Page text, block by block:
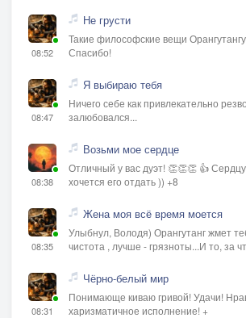
08:52
Не грусти
Такие философские вещи
Спасибо!
08:47
Я выбираю тебя
Ничего себе как привлекательно
залюбовался...
08:38
Возьми мое сердце
Отличный у вас дуэт! 👏👏👏 👍
хочется его отдать )) +8
08:35
Жена моя всё время моется
Улыбнул, Володя) Орангутанг жмет
чистота , лучше - грязноты...И то, за
08:31
Чёрно-белый мир
Понимающе киваю гривой! Удачи!
харизматичное исполнение! +